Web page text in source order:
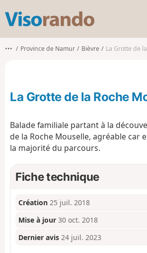
s
o
o
••• Province de Namur Bièvre La Grotte de
La Grotte de la Roche
Balade familiale partant à la
de la Roche Mouselle, agréable car
la majorité du parcours.
Fiche technique
Création 25 juil. 2018
Mise à jour 30 oct. 2018
Dernier avis 24 juil. 2023